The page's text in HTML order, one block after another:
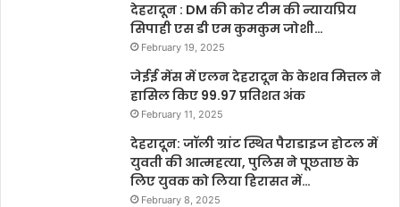
देहरादून : DM की कोर टीम की न्यायप्रिय
सिपाही एस डी एम कुमकुम जोशी…
February 19, 2025
जेईई मेंस में एलन देहरादून के केशव मित्तल ने
हासिल किए 99.97 प्रतिशत अंक
February 11, 2025
देहरादून: जॉली ग्रांट स्थित पैराडाइज होटल में
युवती की आत्महत्या, पुलिस ने पूछताछ के
लिए युवक को लिया हिरासत में…
February 8, 2025